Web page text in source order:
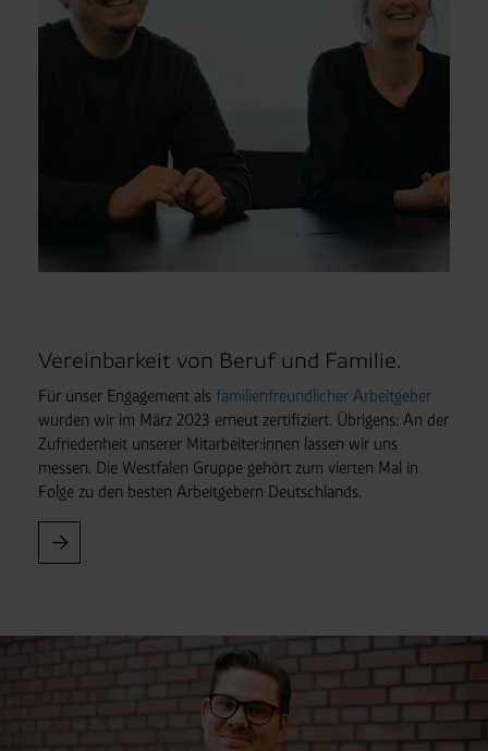
Vereinbarkeit von Beruf und Familie.
Für unser Engagement als familienfreundlicher Arbeitgeber
wurden wir im März 2023 erneut zertifiziert. Übrigens: An der
Zufriedenheit unserer Mitarbeiter:innen lassen wir uns
messen. Die Westfalen Gruppe gehört zum vierten Mal in
Folge zu den besten Arbeitgebern Deutschlands.